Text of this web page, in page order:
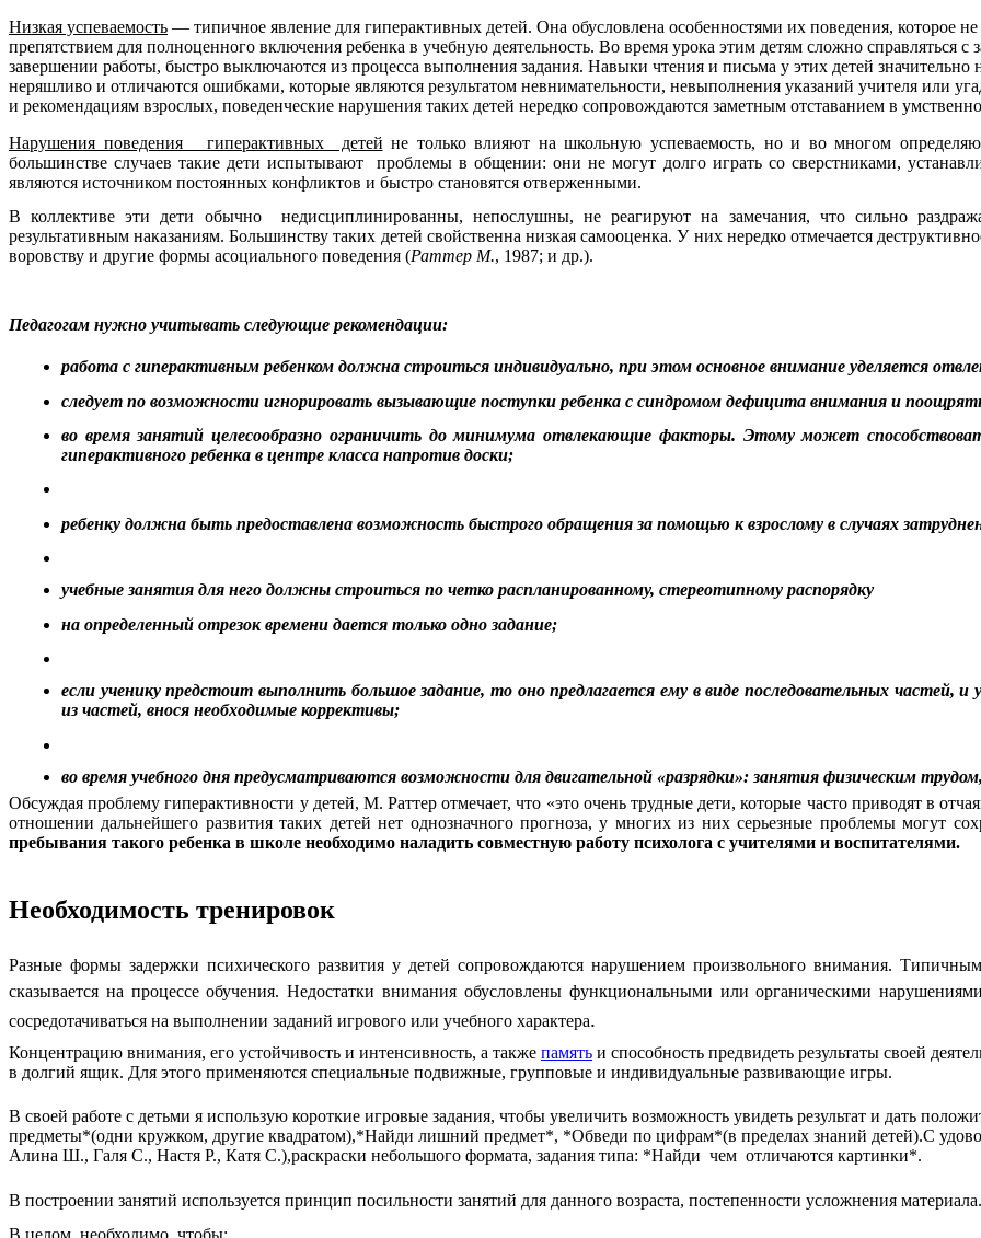
Низкая успеваемость — типичное явление для гиперактивных детей. Она обусловлена особенностями их поведения, которое не
препятствием для полноценного включения ребенка в учебную деятельность. Во время урока этим детям сложно справляться
завершении работы, быстро выключаются из процесса выполнения задания. Навыки чтения и письма у этих детей
неряшливо и отличаются ошибками, которые являются результатом невнимательности, невыполнения указаний учителя или
и рекомендациям взрослых, поведенческие нарушения таких детей нередко сопровождаются заметным отставанием в
Нарушения поведения гиперактивных детей не только влияют на школьную успеваемость, но и во многом
большинстве случаев такие дети испытывают проблемы в общении: они не могут долго играть со сверстниками,
являются источником постоянных конфликтов и быстро становятся отверженными.
В коллективе эти дети обычно недисциплинированны, непослушны, не реагируют на замечания, что сильно
результативным наказаниям. Большинству таких детей свойственна низкая самооценка. У них нередко отмечается
воровству и другие формы асоциального поведения (Раттер М., 1987; и др.).
Педагогам нужно учитывать следующие рекомендации:
работа с гиперактивным ребенком должна строиться индивидуально, при этом основное внимание уделяется
следует по возможности игнорировать вызывающие поступки ребенка с синдромом дефицита внимания и
во время занятий целесообразно ограничить до минимума отвлекающие факторы. Этому может
гиперактивного ребенка в центре класса напротив доски;
ребенку должна быть предоставлена возможность быстрого обращения за помощью к взрослому в случаях
учебные занятия для него должны строиться по четко распланированному, стереотипному распорядку
на определенный отрезок времени дается только одно задание;
если ученику предстоит выполнить большое задание, то оно предлагается ему в виде последовательных частей,
из частей, внося необходимые коррективы;
во время учебного дня предусматриваются возможности для двигательной «разрядки»: занятия физическим
Обсуждая проблему гиперактивности у детей, М. Раттер отмечает, что «это очень трудные дети, которые часто приводят в
отношении дальнейшего развития таких детей нет однозначного прогноза, у многих из них серьезные проблемы могут
пребывания такого ребенка в школе необходимо наладить совместную работу психолога с учителями и воспитателями.
Необходимость тренировок
Разные формы задержки психического развития у детей сопровождаются нарушением произвольного внимания.
сказывается на процессе обучения. Недостатки внимания обусловлены функциональными или органическими
сосредотачиваться на выполнении заданий игрового или учебного характера.
Концентрацию внимания, его устойчивость и интенсивность, а также память и способность предвидеть результаты своей
в долгий ящик. Для этого применяются специальные подвижные, групповые и индивидуальные развивающие игры.
В своей работе с детьми я использую короткие игровые задания, чтобы увеличить возможность увидеть результат и дать
предметы*(одни кружком, другие квадратом),*Найди лишний предмет*, *Обведи по цифрам*(в пределах знаний детей).С
Алина Ш., Галя С., Настя Р., Катя С.),раскраски небольшого формата, задания типа: *Найди чем отличаются картинки*.
В построении занятий используется принцип посильности занятий для данного возраста, постепенности усложнения материала.